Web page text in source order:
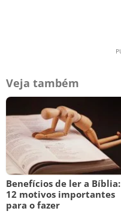
Veja também
Benefícios de ler a Bíblia:
12 motivos importantes
para o fazer